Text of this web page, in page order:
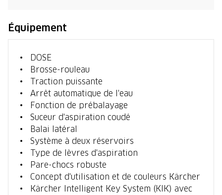
Équipement
DOSE
Brosse-rouleau
Traction puissante
Arrêt automatique de l'eau
Fonction de prébalayage
Suceur d'aspiration coudé
Balai latéral
Système à deux réservoirs
Type de lèvres d'aspiration
Pare-chocs robuste
Concept d'utilisation et de couleurs Kärcher
Kärcher Intelligent Key System (KIK) avec